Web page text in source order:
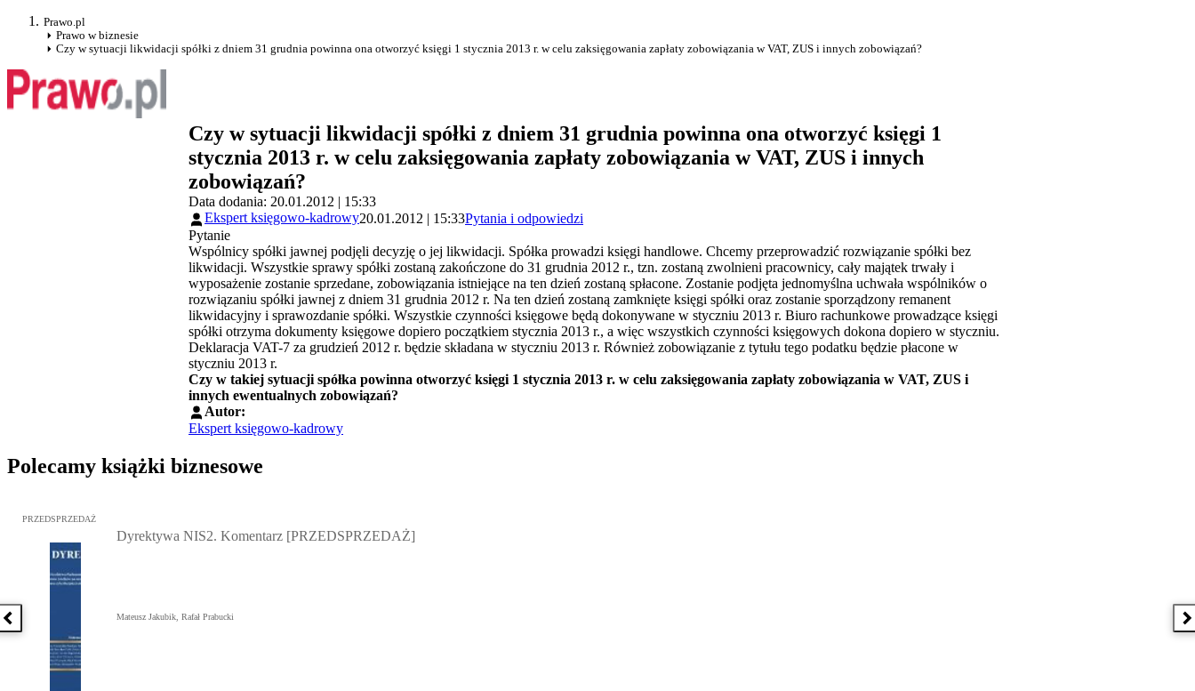
Prawo.pl
Prawo w biznesie
Czy w sytuacji likwidacji spółki z dniem 31 grudnia powinna ona otworzyć księgi 1 stycznia 2013 r. w celu zaksięgowania zapłaty zobowiązania w VAT, ZUS i innych zobowiązań?
Czy w sytuacji likwidacji spółki z dniem 31 grudnia powinna ona otworzyć księgi 1
stycznia 2013 r. w celu zaksięgowania zapłaty zobowiązania w VAT, ZUS i innych
zobowiązań?
Data dodania: 20.01.2012 | 15:33
Ekspert księgowo-kadrowy20.01.2012 | 15:33Pytania i odpowiedzi
Pytanie
Wspólnicy spółki jawnej podjęli decyzję o jej likwidacji. Spółka prowadzi księgi handlowe. Chcemy przeprowadzić rozwiązanie spółki bez
likwidacji. Wszystkie sprawy spółki zostaną zakończone do 31 grudnia 2012 r., tzn. zostaną zwolnieni pracownicy, cały majątek trwały i
wyposażenie zostanie sprzedane, zobowiązania istniejące na ten dzień zostaną spłacone. Zostanie podjęta jednomyślna uchwała wspólników o
rozwiązaniu spółki jawnej z dniem 31 grudnia 2012 r. Na ten dzień zostaną zamknięte księgi spółki oraz zostanie sporządzony remanent
likwidacyjny i sprawozdanie spółki. Wszystkie czynności księgowe będą dokonywane w styczniu 2013 r. Biuro rachunkowe prowadzące księgi
spółki otrzyma dokumenty księgowe dopiero początkiem stycznia 2013 r., a więc wszystkich czynności księgowych dokona dopiero w styczniu.
Deklaracja VAT-7 za grudzień 2012 r. będzie składana w styczniu 2013 r. Również zobowiązanie z tytułu tego podatku będzie płacone w
styczniu 2013 r.
Czy w takiej sytuacji spółka powinna otworzyć księgi 1 stycznia 2013 r. w celu zaksięgowania zapłaty zobowiązania w VAT, ZUS i
innych ewentualnych zobowiązań?
Autor:
Ekspert księgowo-kadrowy
Polecamy książki biznesowe
Poprzednia książka
Przejdź do: Dyrektywa NIS2. Komentarz [PRZEDSPRZEDAŻ], Mateusz Jakubik, Rafał Prabucki - otwiera się w nowym oknie
PRZEDSPRZEDAŻ
Dyrektywa NIS2. Komentarz [PRZEDSPRZEDAŻ]
Mateusz Jakubik, Rafał Prabucki